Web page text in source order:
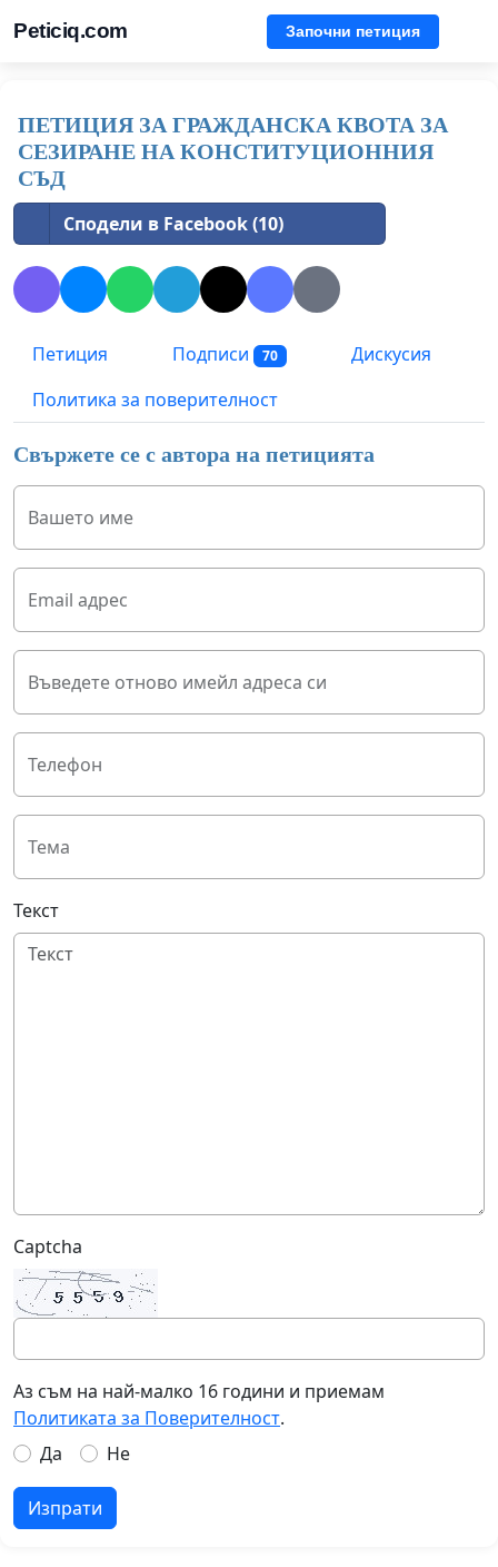
Peticiq.com Започни петиция
ПЕТИЦИЯ ЗА ГРАЖДАНСКА КВОТА ЗА
СЕЗИРАНЕ НА КОНСТИТУЦИОННИЯ
СЪД
Сподели в Facebook (10)
Петиция Подписи 70
Дискусия
Политика за поверителност
Свържете се с автора на петицията
Вашето име
Email адрес
Въведете отново имейл адреса си
Телефон
Тема
Текст
Captcha
Аз съм на най-малко 16 години и приемам
Политиката за Поверителност.
Да
Не
Изпрати